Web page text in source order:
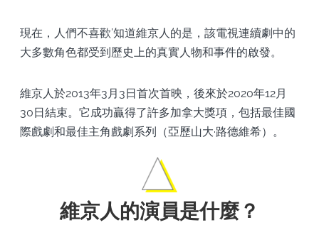
現在，人們不喜歡’知道維京人的是，該電視連續劇中的
大多數角色都受到歷史上的真實人物和事件的啟發。
維京人於2013年3月3日首次首映，後來於2020年12月
30日結束。它成功贏得了許多加拿大獎項，包括最佳國
際戲劇和最佳主角戲劇系列（亞歷山大·路德維希）。
維京人的演員是什麼？